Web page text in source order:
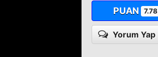
PUAN 7.78
Yorum Yap